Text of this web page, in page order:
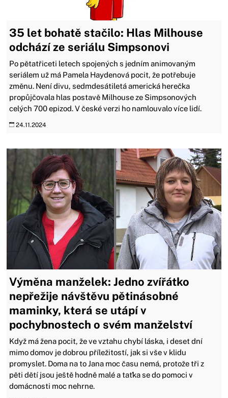
35 let bohatě stačilo: Hlas Milhouse
odchází ze seriálu Simpsonovi
Po pětatřiceti letech spojených s jedním animovaným
seriálem už má Pamela Haydenová pocit, že potřebuje
změnu. Není divu, sedmdesátiletá americká herečka
propůjčovala hlas postavě Milhouse ze Simpsonových
celých 700 epizod. V české verzi ho namlouvalo více lidí.
24.11.2024
Výměna manželek: Jedno zvířátko
nepřežije návštěvu pětinásobné
maminky, která se utápí v
pochybnostech o svém manželství
Když má žena pocit, že ve vztahu chybí láska, i deset dní
mimo domov je dobrou příležitostí, jak si vše v klidu
promyslet. Doma na to Jana moc času nemá, protože tři z
pěti dětí jsou ještě hodně malé a taťka se do pomoci v
domácnosti moc nehrne.